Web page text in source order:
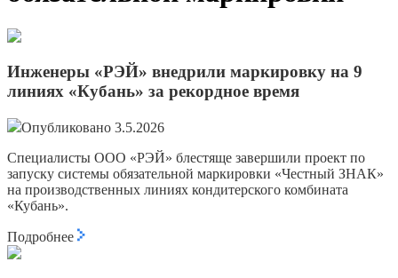
Инженеры «РЭЙ» внедрили маркировку на 9
линиях «Кубань» за рекордное время
Опубликовано 3.5.2026
Специалисты ООО «РЭЙ» блестяще завершили проект по
запуску системы обязательной маркировки «Честный ЗНАК»
на производственных линиях кондитерского комбината
«Кубань».
Подробнее